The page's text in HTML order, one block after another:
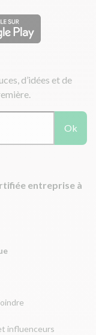
influenceurs
d’idées et de
Ok
entreprise à